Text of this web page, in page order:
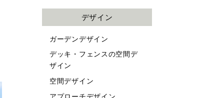
デザイン
ガーデンデザイン
デッキ・フェンスの空間デ
ザイン
空間デザイン